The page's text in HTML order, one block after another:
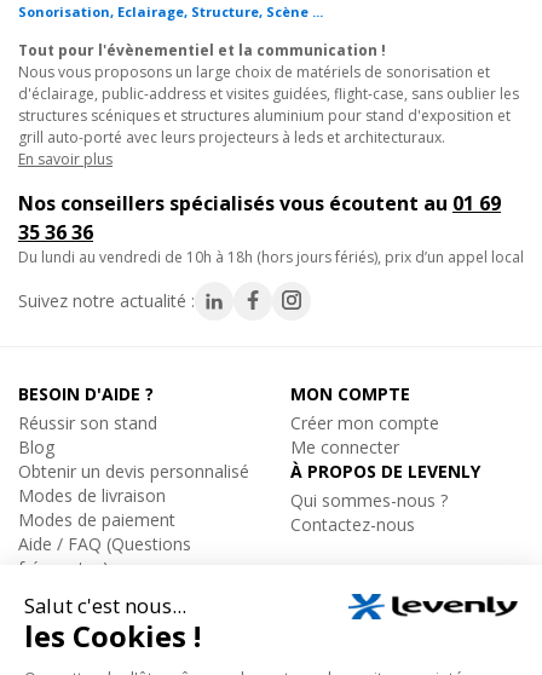
Sonorisation, Eclairage, Structure, Scène ...
Tout pour l'évènementiel et la communication !
Nous vous proposons un large choix de matériels de sonorisation et
d'éclairage, public-address et visites guidées, flight-case, sans oublier les
structures scéniques et structures aluminium pour stand d'exposition et
grill auto-porté avec leurs projecteurs à leds et architecturaux.
En savoir plus
Nos conseillers spécialisés vous écoutent au 01 69
35 36 36
du lundi au vendredi de 10h à 18h (hors jours fériés), prix d’un appel local
Suivez notre actualité :
BESOIN D'AIDE ?
Réussir son stand
Blog
Obtenir un devis personnalisé
Modes de livraison
Modes de paiement
Aide / FAQ (Questions
fréquentes)
Catalogue par marques
Installation Sonorisation et
Eclairage
MON COMPTE
Créer mon compte
Me connecter
À PROPOS DE LEVENLY
Qui sommes-nous ?
Contactez-nous